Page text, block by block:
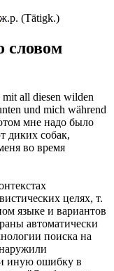
ж.р. (Tätigk.)
словом
mit all diesen wilden
und mich während
мне надо было
диких собак,
во время
целях, т.
языке и вариантов
автоматически
поиска на
иную ошибку в